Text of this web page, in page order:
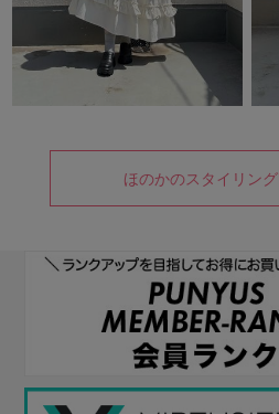
ほのかのスタイリン